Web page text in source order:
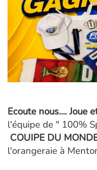
Ecoute nous.... Joue
l'équipe de " 100%
COUIPE DU
l'orangeraie à